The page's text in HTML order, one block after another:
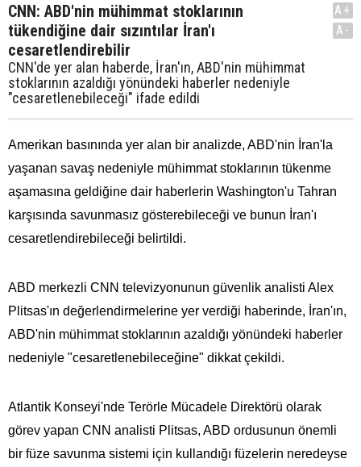
CNN: ABD'nin mühimmat stoklarının
tükendiğine dair sızıntılar İran'ı
cesaretlendirebilir
CNN'de yer alan haberde, İran'ın, ABD'nin mühimmat
stoklarının azaldığı yönündeki haberler nedeniyle
"cesaretlenebileceği" ifade edildi
A+
A-
Amerikan basınında yer alan bir analizde, ABD'nin İran'la
yaşanan savaş nedeniyle mühimmat stoklarının tükenme
aşamasına geldiğine dair haberlerin Washington'u Tahran
karşısında savunmasız gösterebileceği ve bunun İran'ı
cesaretlendirebileceği belirtildi.
ABD merkezli CNN televizyonunun güvenlik analisti Alex
Plitsas'ın değerlendirmelerine yer verdiği haberinde, İran'ın,
ABD'nin mühimmat stoklarının azaldığı yönündeki haberler
nedeniyle "cesaretlenebileceğine" dikkat çekildi.
Atlantik Konseyi'nde Terörle Mücadele Direktörü olarak
görev yapan CNN analisti Plitsas, ABD ordusunun önemli
bir füze savunma sistemi için kullandığı füzelerin neredeyse